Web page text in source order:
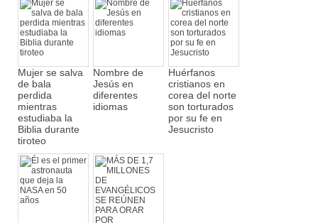
Mujer se salva
de bala
perdida
mientras
estudiaba la
Biblia durante
tiroteo
Nombre de
Jesús en
diferentes
idiomas
Huérfanos
cristianos en
corea del norte
son torturados
por su fe en
Jesucristo